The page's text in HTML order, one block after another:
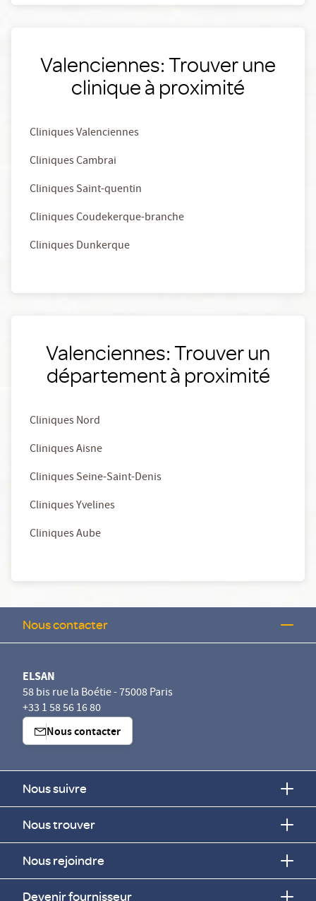
Valenciennes: Trouver une
clinique à proximité
Cliniques Valenciennes
Cliniques Cambrai
Cliniques Saint-quentin
Cliniques Coudekerque-branche
Cliniques Dunkerque
Valenciennes: Trouver un
département à proximité
Cliniques Nord
Cliniques Aisne
Cliniques Seine-Saint-Denis
Cliniques Yvelines
Cliniques Aube
Nous contacter
ELSAN
58 bis rue la Boétie - 75008 Paris
+33 1 58 56 16 80
Nous contacter
Nous suivre
Nous trouver
Nous rejoindre
Devenir fournisseur